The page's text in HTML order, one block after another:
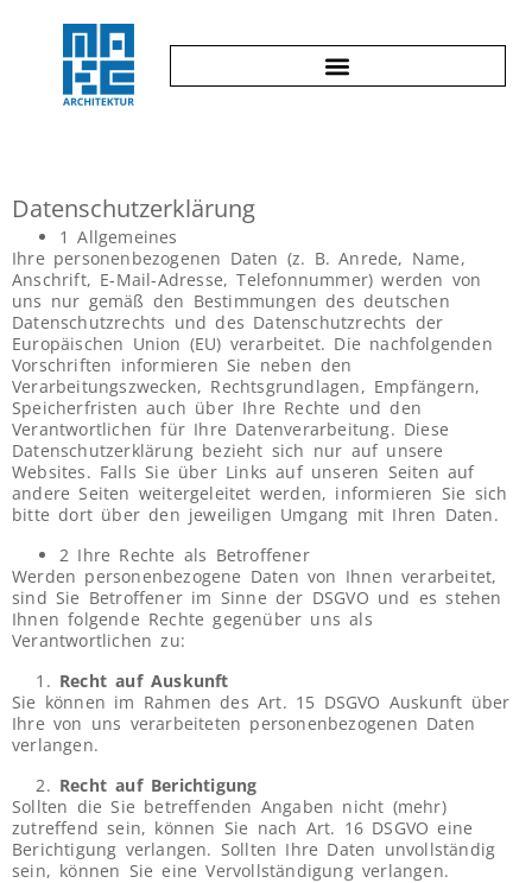
Datenschutzerklärung
1 Allgemeines
Ihre personenbezogenen Daten (z. B. Anrede, Name,
Anschrift, E-Mail-Adresse, Telefonnummer) werden von
uns nur gemäß den Bestimmungen des deutschen
Datenschutzrechts und des Datenschutzrechts der
Europäischen Union (EU) verarbeitet. Die nachfolgenden
Vorschriften informieren Sie neben den
Verarbeitungszwecken, Rechtsgrundlagen, Empfängern,
Speicherfristen auch über Ihre Rechte und den
Verantwortlichen für Ihre Datenverarbeitung. Diese
Datenschutzerklärung bezieht sich nur auf unsere
Websites. Falls Sie über Links auf unseren Seiten auf
andere Seiten weitergeleitet werden, informieren Sie sich
bitte dort über den jeweiligen Umgang mit Ihren Daten.
2 Ihre Rechte als Betroffener
Werden personenbezogene Daten von Ihnen verarbeitet,
sind Sie Betroffener im Sinne der DSGVO und es stehen
Ihnen folgende Rechte gegenüber uns als
Verantwortlichen zu:
Recht auf Auskunft
Sie können im Rahmen des Art. 15 DSGVO Auskunft über
Ihre von uns verarbeiteten personenbezogenen Daten
verlangen.
Recht auf Berichtigung
Sollten die Sie betreffenden Angaben nicht (mehr)
zutreffend sein, können Sie nach Art. 16 DSGVO eine
Berichtigung verlangen. Sollten Ihre Daten unvollständig
sein, können Sie eine Vervollständigung verlangen.